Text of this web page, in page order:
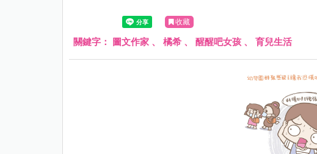
收藏
關鍵字： 圖文作家 、 橘希 、 醒醒吧女孩 、 育兒生活